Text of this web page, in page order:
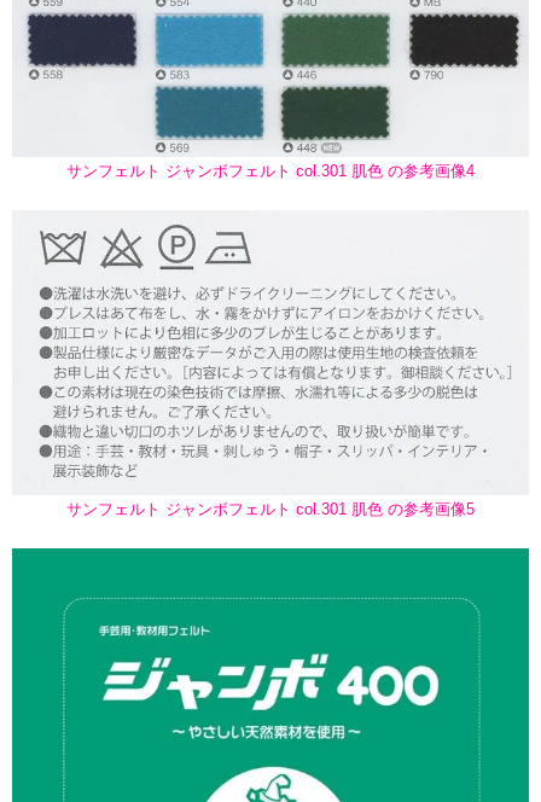
サンフェルト ジャンボフェルト col.301 肌色 の参考画像4
サンフェルト ジャンボフェルト col.301 肌色 の参考画像5